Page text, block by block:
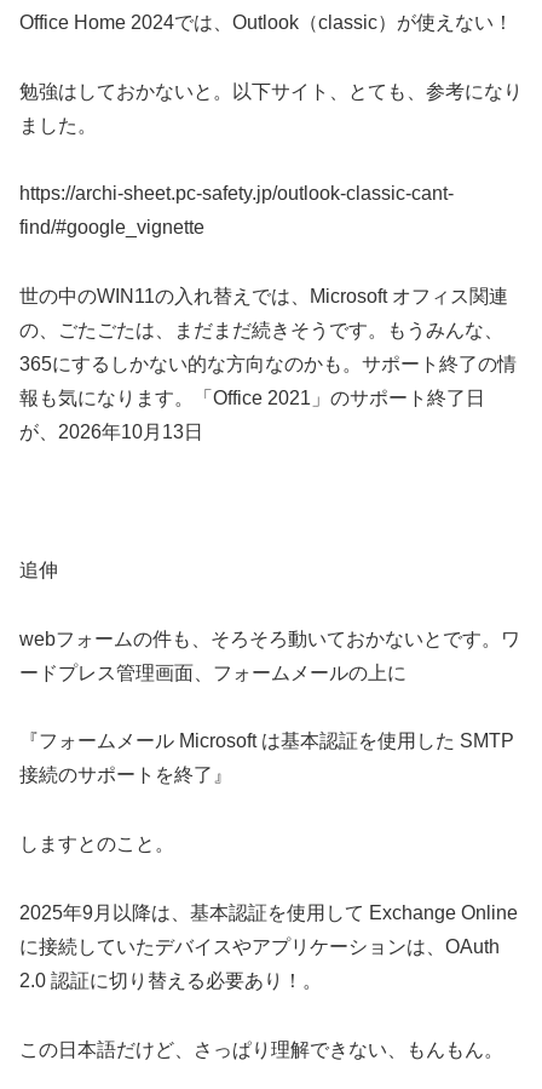
Office Home 2024では、Outlook（classic）が使えない！
勉強はしておかないと。以下サイト、とても、参考になり
ました。
https://archi-sheet.pc-safety.jp/outlook-classic-cant-
find/#google_vignette
世の中のWIN11の入れ替えでは、Microsoft オフィス関連
の、ごたごたは、まだまだ続きそうです。もうみんな、
365にするしかない的な方向なのかも。サポート終了の情
報も気になります。「Office 2021」のサポート終了日
が、2026年10月13日
追伸
webフォームの件も、そろそろ動いておかないとです。ワ
ードプレス管理画面、フォームメールの上に
『フォームメール Microsoft は基本認証を使用した SMTP
接続のサポートを終了』
しますとのこと。
2025年9月以降は、基本認証を使用して Exchange Online
に接続していたデバイスやアプリケーションは、OAuth
2.0 認証に切り替える必要あり！。
この日本語だけど、さっぱり理解できない、もんもん。